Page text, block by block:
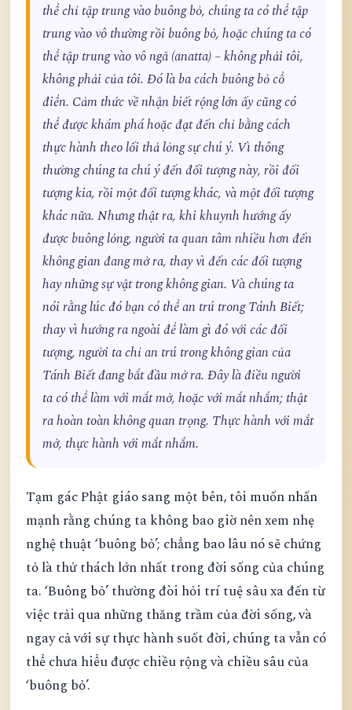
thể chỉ tập trung vào buông bỏ, chúng ta có thể tập
trung vào vô thường rồi buông bỏ, hoặc chúng ta có
thể tập trung vào vô ngã (anatta) – không phải tôi,
không phải của tôi. Đó là ba cách buông bỏ cổ
điển. Cảm thức về nhận biết rộng lớn ấy cũng có
thể được khám phá hoặc đạt đến chỉ bằng cách
thực hành theo lối thả lỏng sự chú ý. Vì thông
thường chúng ta chú ý đến đối tượng này, rồi đối
tượng kia, rồi một đối tượng khác, và một đối tượng
khác nữa. Nhưng thật ra, khi khuynh hướng ấy
được buông lỏng, người ta quan tâm nhiều hơn đến
không gian đang mở ra, thay vì đến các đối tượng
hay những sự vật trong không gian. Và chúng ta
nói rằng lúc đó bạn có thể an trú trong Tánh Biết;
thay vì hướng ra ngoài để làm gì đó với các đối
tượng, người ta chỉ an trú trong không gian của
Tánh Biết đang bắt đầu mở ra. Đây là điều người
ta có thể làm với mắt mở, hoặc với mắt nhắm; thật
ra hoàn toàn không quan trọng. Thực hành với mắt
mở, thực hành với mắt nhắm.
Tạm gác Phật giáo sang một bên, tôi muốn nhấn
mạnh rằng chúng ta không bao giờ nên xem nhẹ
nghệ thuật ‘buông bỏ’; chẳng bao lâu nó sẽ chứng
tỏ là thử thách lớn nhất trong đời sống của chúng
ta. ‘Buông bỏ’ thường đòi hỏi trí tuệ sâu xa đến từ
việc trải qua những thăng trầm của đời sống, và
ngay cả với sự thực hành suốt đời, chúng ta vẫn có
thể chưa hiểu được chiều rộng và chiều sâu của
‘buông bỏ’.